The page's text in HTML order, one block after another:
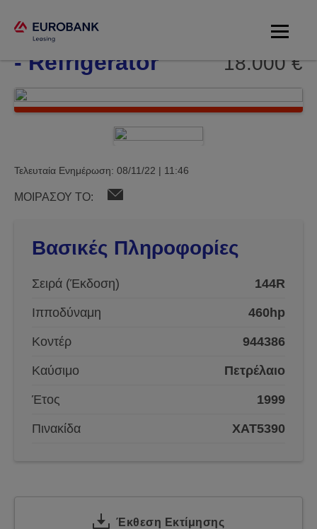
Scania 144R
- Refrigerator
18.000 €
Τελευταία Ενημέρωση: 08/11/22 | 11:46
ΜΟΙΡΑΣΟΥ ΤΟ:
Βασικές Πληροφορίες
Σειρά (Έκδοση) 144R
Ιπποδύναμη 460hp
Κοντέρ 944386
Καύσιμο Πετρέλαιο
Έτος 1999
Πινακίδα XAT5390
Έκθεση Εκτίμησης